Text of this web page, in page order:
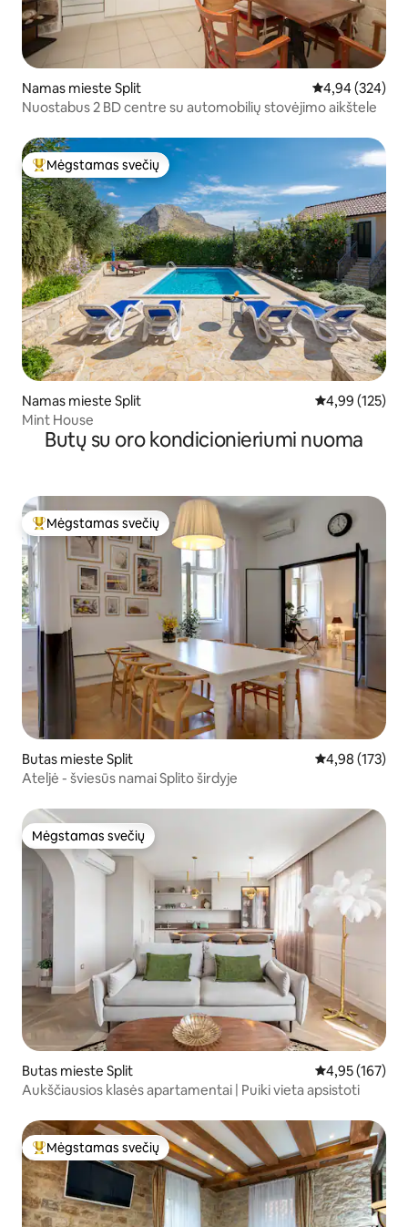
Namas mieste Split Vidutinis
4,94 (324)
Nuostabus 2 BD centre su automobilių stovėjimo aikštele
Svečių mėgstamiausias
Mėgstamas svečių
Namas mieste Split Vidutinis
4,99 (125)
Mint House
Butų su oro kondicionieriumi nuoma
Svečių mėgstamiausias
Mėgstamas svečių
Butas mieste Split Vidutinis
4,98 (173)
Ateljė - šviesūs namai Splito širdyje
Mėgstamas svečių
Mėgstamas svečių
Butas mieste Split Vidutinis
4,95 (167)
Aukščiausios klasės apartamentai | Puiki vieta apsistoti
Svečių mėgstamiausias
Mėgstamas svečių